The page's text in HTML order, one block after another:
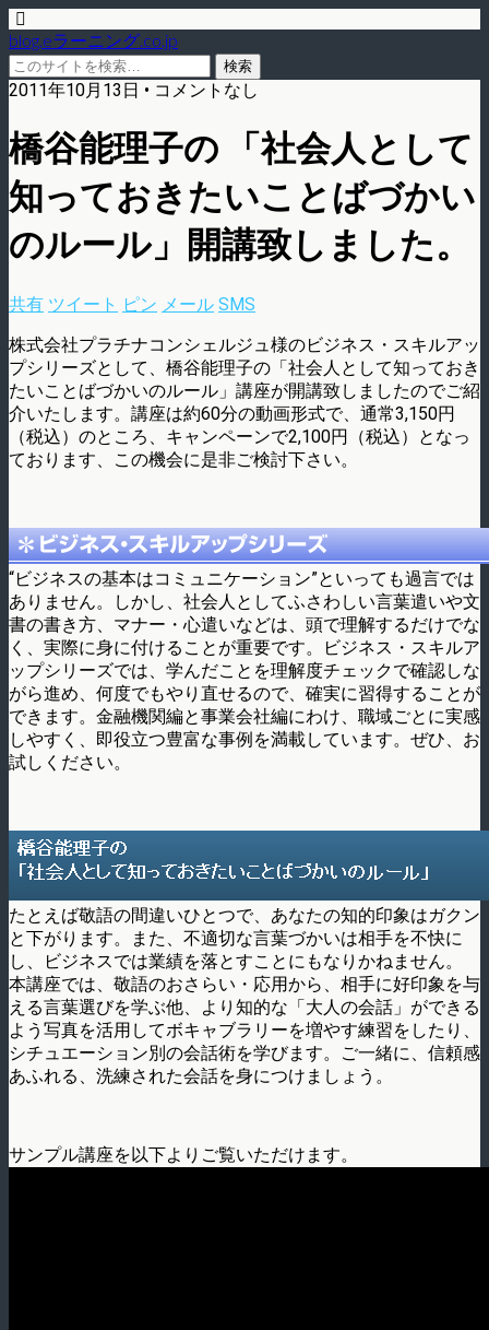
blog.eラーニング.co.jp
2011年10月13日 • コメントなし
橋谷能理子の 「社会人として
知っておきたいことばづかい
のルール」開講致しました。
共有 ツイート ピン メール SMS
株式会社プラチナコンシェルジュ様のビジネス・スキルアッ
プシリーズとして、橋谷能理子の「社会人として知っておき
たいことばづかいのルール」講座が開講致しましたのでご紹
介いたします。講座は約60分の動画形式で、通常3,150円
（税込）のところ、キャンペーンで2,100円（税込）となっ
ております、この機会に是非ご検討下さい。
“ビジネスの基本はコミュニケーション”といっても過言では
ありません。しかし、社会人としてふさわしい言葉遣いや文
書の書き方、マナー・心遣いなどは、頭で理解するだけでな
く、実際に身に付けることが重要です。ビジネス・スキルア
ップシリーズでは、学んだことを理解度チェックで確認しな
がら進め、何度でもやり直せるので、確実に習得することが
できます。金融機関編と事業会社編にわけ、職域ごとに実感
しやすく、即役立つ豊富な事例を満載しています。ぜひ、お
試しください。
たとえば敬語の間違いひとつで、あなたの知的印象はガクン
と下がります。また、不適切な言葉づかいは相手を不快に
し、ビジネスでは業績を落とすことにもなりかねません。
本講座では、敬語のおさらい・応用から、相手に好印象を与
える言葉選びを学ぶ他、より知的な「大人の会話」ができる
よう写真を活用してボキャブラリーを増やす練習をしたり、
シチュエーション別の会話術を学びます。ご一緒に、信頼感
あふれる、洗練された会話を身につけましょう。
サンプル講座を以下よりご覧いただけます。